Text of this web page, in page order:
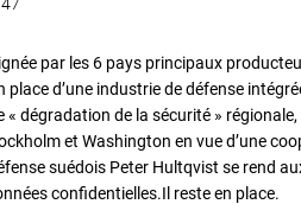
par les 6 pays principaux
d’une industrie de défense
« dégradation de la sécurité »
et Washington en vue d’une
suédois Peter Hultqvist se rend
confidentielles.Il reste en place.